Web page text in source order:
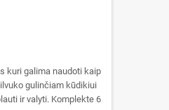
kuri galima naudoti kaip
gulinčiam kūdikiui
ir valyti. Komplekte 6